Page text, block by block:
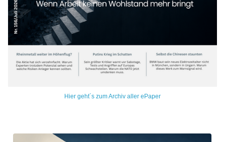
Hier geht´s zum Archiv aller ePaper